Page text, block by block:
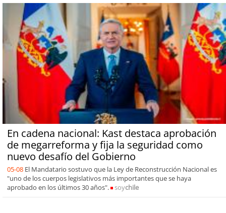
En cadena nacional: Kast destaca aprobación
de megarreforma y fija la seguridad como
nuevo desafío del Gobierno
05-08 El Mandatario sostuvo que la Ley de Reconstrucción Nacional es
"uno de los cuerpos legislativos más importantes que se haya
aprobado en los últimos 30 años".
soychile